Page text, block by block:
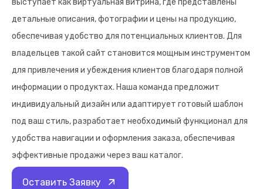
выступает как виртуальная витрина, где представлены
детальные описания, фотографии и цены на продукцию,
обеспечивая удобство для потенциальных клиентов. Для
владельцев такой сайт становится мощным инструментом
для привлечения и убеждения клиентов благодаря полной
информации о продуктах. Наша команда предложит
индивидуальный дизайн или адаптирует готовый шаблон
под ваш стиль, разработает необходимый функционал для
удобства навигации и оформления заказа, обеспечивая
эффективные продажи через ваш каталог.
Оставить Заявку